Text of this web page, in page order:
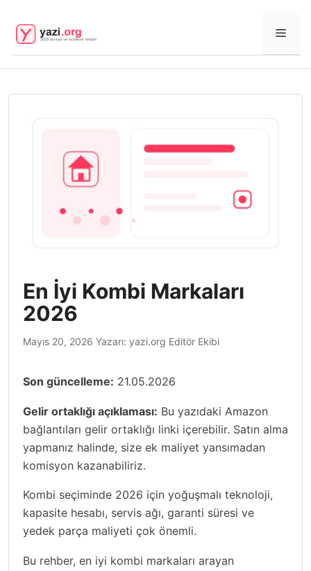
atla
En İyi Kombi Markaları
2026
Mayıs 20, 2026 Yazarı: yazi.org Editör Ekibi
Son güncelleme: 21.05.2026
Gelir ortaklığı açıklaması: Bu yazıdaki Amazon
bağlantıları gelir ortaklığı linki içerebilir. Satın alma
yapmanız halinde, size ek maliyet yansımadan
komisyon kazanabiliriz.
Kombi seçiminde 2026 için yoğuşmalı teknoloji,
kapasite hesabı, servis ağı, garanti süresi ve
yedek parça maliyeti çok önemli.
Bu rehber, en iyi kombi markaları arayan